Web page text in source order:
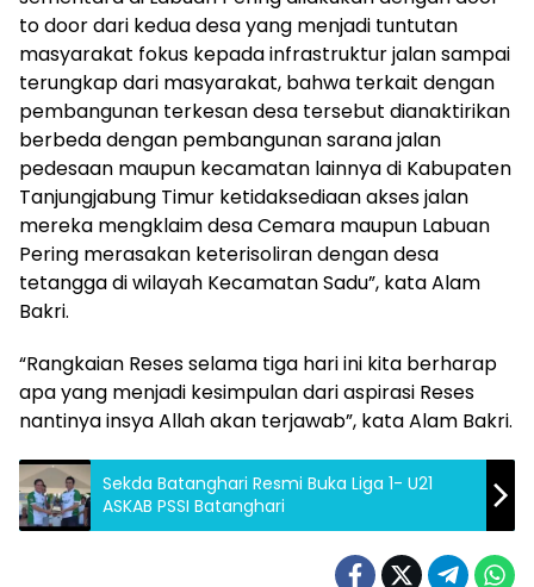
to door dari kedua desa yang menjadi tuntutan
masyarakat fokus kepada infrastruktur jalan sampai
terungkap dari masyarakat, bahwa terkait dengan
pembangunan terkesan desa tersebut dianaktirikan
berbeda dengan pembangunan sarana jalan
pedesaan maupun kecamatan lainnya di Kabupaten
Tanjungjabung Timur ketidaksediaan akses jalan
mereka mengklaim desa Cemara maupun Labuan
Pering merasakan keterisoliran dengan desa
tetangga di wilayah Kecamatan Sadu”, kata Alam
Bakri.
“Rangkaian Reses selama tiga hari ini kita berharap
apa yang menjadi kesimpulan dari aspirasi Reses
nantinya insya Allah akan terjawab”, kata Alam Bakri.
Sekda Batanghari Resmi Buka Liga 1- U21
ASKAB PSSI Batanghari